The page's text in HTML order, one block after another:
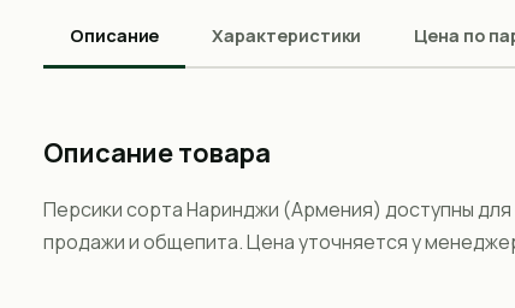
Описание Характеристики Цена по
Описание товара
Персики сорта Наринджи (Армения) доступны
продажи и общепита. Цена уточняется у